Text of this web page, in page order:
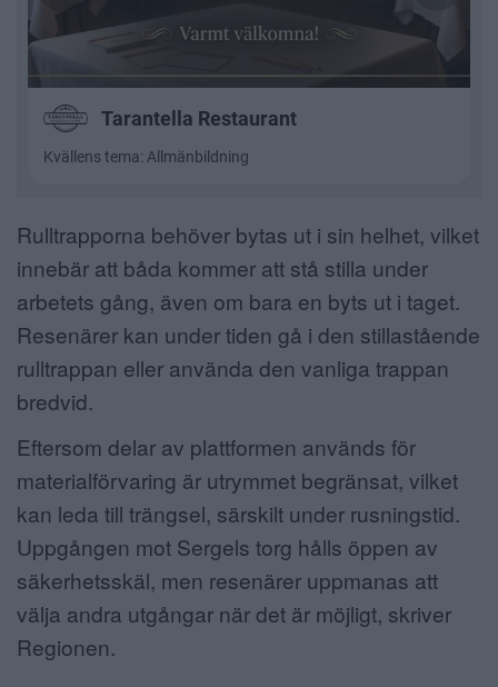
Rulltrapporna behöver bytas ut i sin helhet, vilket
innebär att båda kommer att stå stilla under
arbetets gång, även om bara en byts ut i taget.
Resenärer kan under tiden gå i den stillastående
rulltrappan eller använda den vanliga trappan
bredvid.
Eftersom delar av plattformen används för
materialförvaring är utrymmet begränsat, vilket
kan leda till trängsel, särskilt under rusningstid.
Uppgången mot Sergels torg hålls öppen av
säkerhetsskäl, men resenärer uppmanas att
välja andra utgångar när det är möjligt, skriver
Regionen.